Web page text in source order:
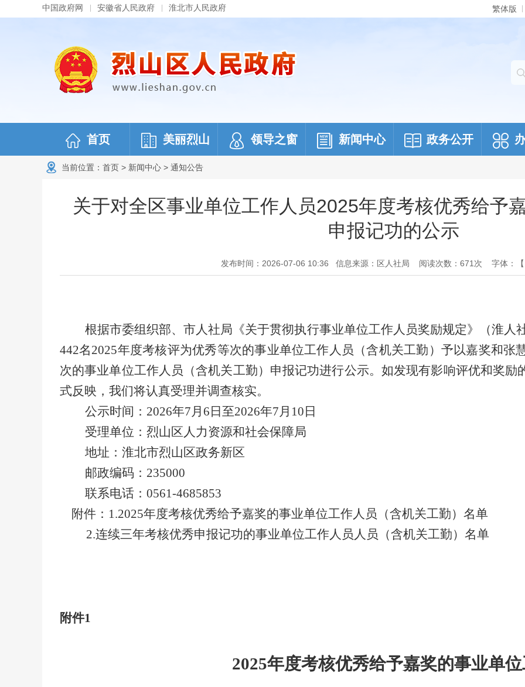
中国政府网 安徽省人民政府 淮北市人民政府 繁体版
首页 美丽烈山 领导之窗 新闻中心 政务公开
当前位置： 首页 > 新闻中心 > 通知公告
关于对全区事业单位工作人员2025年度考核优秀给予
申报记功的公示
发布时间：2026-07-06 10:36 信息来源：区人社局 阅读次数： 671 次 字体：【
根据市委组织部、市人社局《关于贯彻执行事业单位工作人员奖励规定》（淮人
442名2025年度考核评为优秀等次的事业单位工作人员（含机关工勤）予以嘉奖和张
次的事业单位工作人员（含机关工勤）申报记功进行公示。如发现有影响评优和奖励
式反映，我们将认真受理并调查核实。
公示时间： 2026年7月6日至2026年7月10日
受理单位：烈山区人力资源和社会保障局
地址：淮北市烈山区政务新区
邮政编码： 235000
联系电话： 0561-4685853
附件： 1.2025年度考核优秀给予嘉奖的事业单位工作人员（含机关工勤）名单
2.连续三年考核优秀申报记功的事业单位工作人员人员（含机关工勤）名单
附件1
2025年度考核优秀给予嘉奖的事业单